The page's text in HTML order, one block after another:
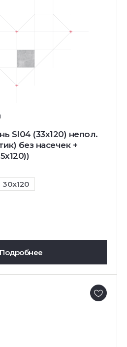
SI04 (33x120) непол.
без насечек +
30x120
Подробнее